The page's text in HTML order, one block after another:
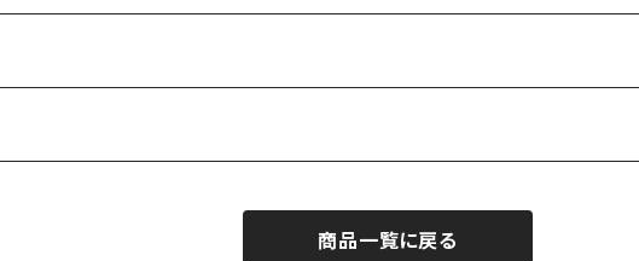
商品一覧に戻る